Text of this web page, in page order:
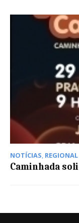
NOTÍCIAS, REGIONAL
Caminhada